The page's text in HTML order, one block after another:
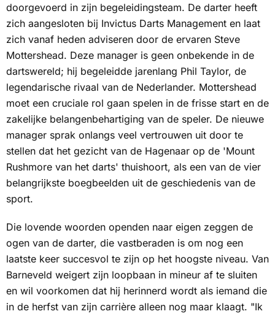
doorgevoerd in zijn begeleidingsteam. De darter heeft
zich aangesloten bij Invictus Darts Management en laat
zich vanaf heden adviseren door de ervaren Steve
Mottershead. Deze manager is geen onbekende in de
dartswereld; hij begeleidde jarenlang Phil Taylor, de
legendarische rivaal van de Nederlander. Mottershead
moet een cruciale rol gaan spelen in de frisse start en de
zakelijke belangenbehartiging van de speler. De nieuwe
manager sprak onlangs veel vertrouwen uit door te
stellen dat het gezicht van de Hagenaar op de 'Mount
Rushmore van het darts' thuishoort, als een van de vier
belangrijkste boegbeelden uit de geschiedenis van de
sport.
Die lovende woorden openden naar eigen zeggen de
ogen van de darter, die vastberaden is om nog een
laatste keer succesvol te zijn op het hoogste niveau. Van
Barneveld weigert zijn loopbaan in mineur af te sluiten
en wil voorkomen dat hij herinnerd wordt als iemand die
in de herfst van zijn carrière alleen nog maar klaagt. "Ik